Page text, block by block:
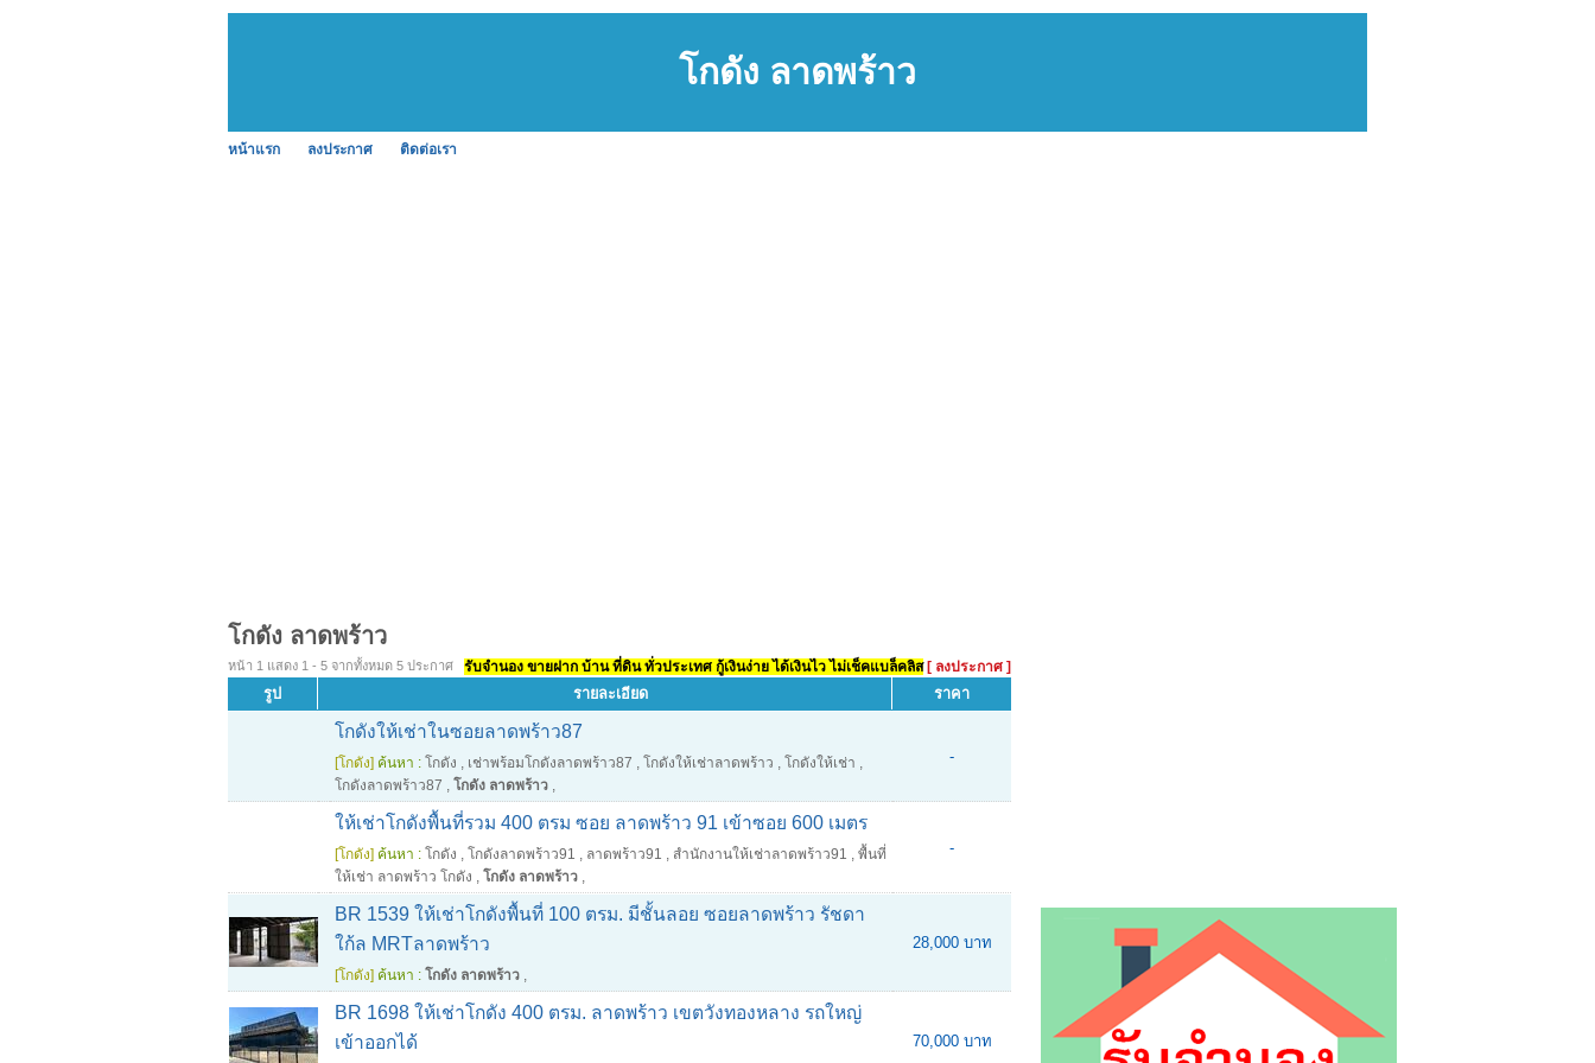
โกดัง ลาดพร้าว
หน้าแรก ลงประกาศ ติดต่อเรา
โกดัง ลาดพร้าว
หน้า 1 แสดง 1 - 5 จากทั้งหมด 5 ประกาศ รับจำนอง ขายฝาก บ้าน ที่ดิน ทั่วประเทศ กู้เงินง่าย ได้เงินไว ไม่เช็คแบล็คลิส [ ลงประกาศ ]
รูป รายละเอียด ราคา
โกดังให้เช่าในซอยลาดพร้าว87
[โกดัง] ค้นหา : โกดัง , เช่าพร้อมโกดังลาดพร้าว87 , โกดังให้เช่าลาดพร้าว , โกดังให้เช่า ,
โกดังลาดพร้าว87 , โกดัง ลาดพร้าว ,
-
ให้เช่าโกดังพื้นที่รวม 400 ตรม ซอย ลาดพร้าว 91 เข้าซอย 600 เมตร
[โกดัง] ค้นหา : โกดัง , โกดังลาดพร้าว91 , ลาดพร้าว91 , สำนักงานให้เช่าลาดพร้าว91 , พื้นที่
ให้เช่า ลาดพร้าว โกดัง , โกดัง ลาดพร้าว ,
-
BR 1539 ให้เช่าโกดังพื้นที่ 100 ตรม. มีชั้นลอย ซอยลาดพร้าว รัชดา
ใก้ล MRTลาดพร้าว
[โกดัง] ค้นหา : โกดัง ลาดพร้าว ,
28,000 บาท
BR 1698 ให้เช่าโกดัง 400 ตรม. ลาดพร้าว เขตวังทองหลาง รถใหญ่
เข้าออกได้
70,000 บาท